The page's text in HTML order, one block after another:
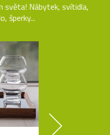
světa! Nábytek, svítidla,
šperky...